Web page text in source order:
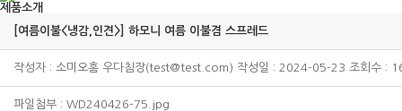
제품소개
[여름이불<냉감,인견>] 하모니 여름 이불겸 스프레드
작성자 : 소미오홈 우다침장(test@test.com) 작성일 : 2024-05-23 조회수 :
파일첨부 : WD240426-75.jpg